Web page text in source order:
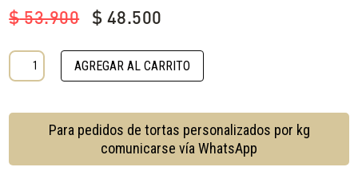
$53.900
El
original
era:
$ 48.500
actual
es:
TORTA
MARQUISE
GRANDE
AGREGAR AL CARRITO
Para pedidos de tortas personalizados por kg
comunicarse vía WhatsApp